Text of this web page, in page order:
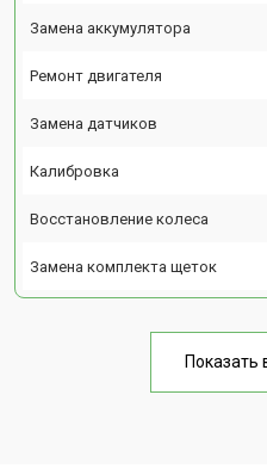
Замена аккумулятора
Ремонт двигателя
Замена датчиков
Калибровка
Восстановление колеса
Замена комплекта щеток
Показать